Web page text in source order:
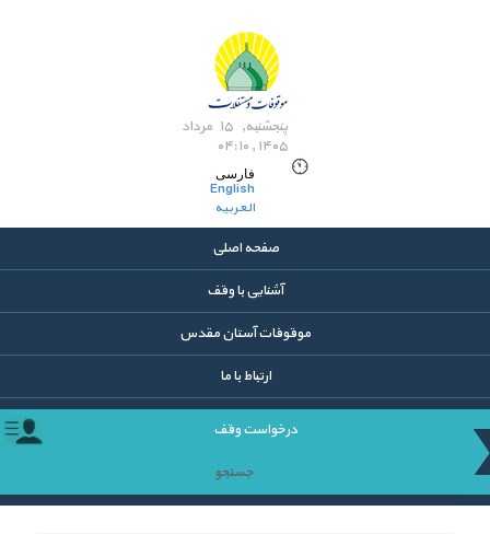
پنجشنبه, ۱۵ مرداد
۱۴۰۵ , ۰۴:۱۰
فارسی
English
العربیه
صفحه اصلی
آشنایی با وقف
موقوفات آستان مقدس
ارتباط با ما
درخواست وقف
جستجو